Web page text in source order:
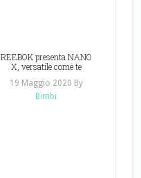
REEBOK presenta NANO
X, versatile come te
19 Maggio 2020 By
Bimbi